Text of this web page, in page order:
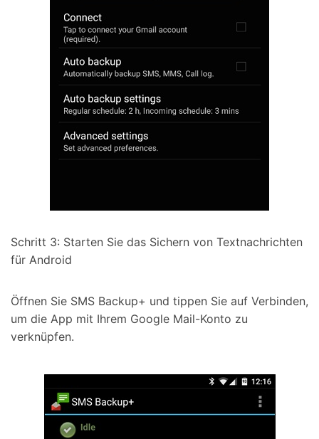
Schritt 3: Starten Sie das Sichern von Textnachrichten
für Android
Öffnen Sie SMS Backup+ und tippen Sie auf Verbinden,
um die App mit Ihrem Google Mail-Konto zu
verknüpfen.